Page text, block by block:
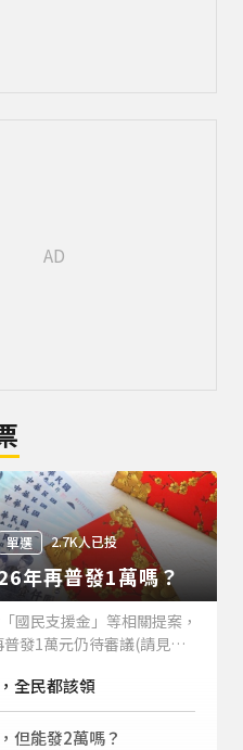
單選 2.7K人已投
年再普發1萬嗎？
國民支援金」等相關提案，
發1萬元仍待審議(請見下
全民都該領
但能發2萬嗎？